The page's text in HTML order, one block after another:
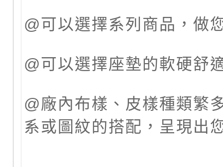
@可以選擇系列商品，做
@可以選擇座墊的軟硬舒
@廠內布樣、皮樣種類繁
系或圖紋的搭配，呈現出